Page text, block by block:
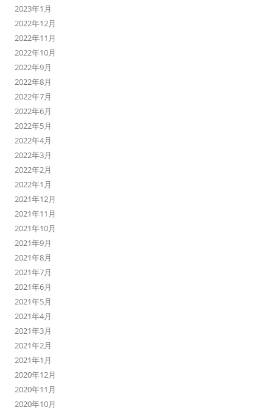
2023年1月
2022年12月
2022年11月
2022年10月
2022年9月
2022年8月
2022年7月
2022年6月
2022年5月
2022年4月
2022年3月
2022年2月
2022年1月
2021年12月
2021年11月
2021年10月
2021年9月
2021年8月
2021年7月
2021年6月
2021年5月
2021年4月
2021年3月
2021年2月
2021年1月
2020年12月
2020年11月
2020年10月